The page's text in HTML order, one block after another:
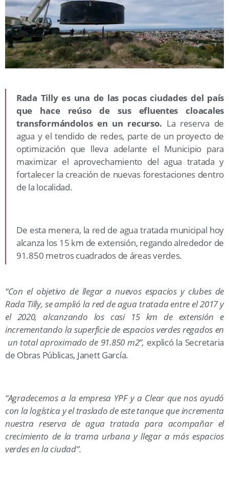
Rada Tilly es una de las pocas ciudades del país
que hace reúso de sus efluentes cloacales
transformándolos en un recurso. La reserva de
agua y el tendido de redes, parte de un proyecto de
optimización que lleva adelante el Municipio para
maximizar el aprovechamiento del agua tratada y
fortalecer la creación de nuevas forestaciones dentro
de la localidad.
De esta menera, la red de agua tratada municipal hoy
alcanza los 15 km de extensión, regando alrededor de
91.850 metros cuadrados de áreas verdes.
“Con el objetivo de llegar a nuevos espacios y clubes de
Rada Tilly, se amplió la red de agua tratada entre el 2017 y
el 2020, alcanzando los casi 15 km de extensión e
incrementando la superficie de espacios verdes regados en
un total aproximado de 91.850 m2”, explicó la Secretaria
de Obras Públicas, Janett García.
“Agradecemos a la empresa YPF y a Clear que nos ayudó
con la logística y el traslado de este tanque que incrementa
nuestra reserva de agua tratada para acompañar el
crecimiento de la trama urbana y llegar a más espacios
verdes en la ciudad”.